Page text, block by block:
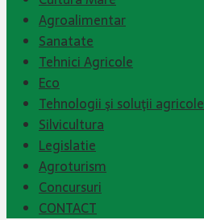
Agroalimentar
Sanatate
Tehnici Agricole
Eco
Tehnologii şi soluţii agricole
Silvicultura
Legislatie
Agroturism
Concursuri
CONTACT